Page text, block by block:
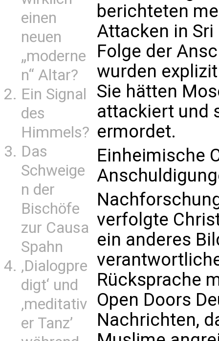
einen
neuen
„moderne
n“ Altar?
Ein Signal
des
Himmels?
Das
Schweige
n der
Bischöfe
zur Causa
Spahn
‚Dialogpre
digt‘ und
‚meditativ
er Tanz’
berichteten
Attacken in
Folge der
wurden
Sie hätten
attackiert und
ermordet.
Einheimische
verfolgte
ein anderes
Rücksprache
Open Doors
Nachrichten,